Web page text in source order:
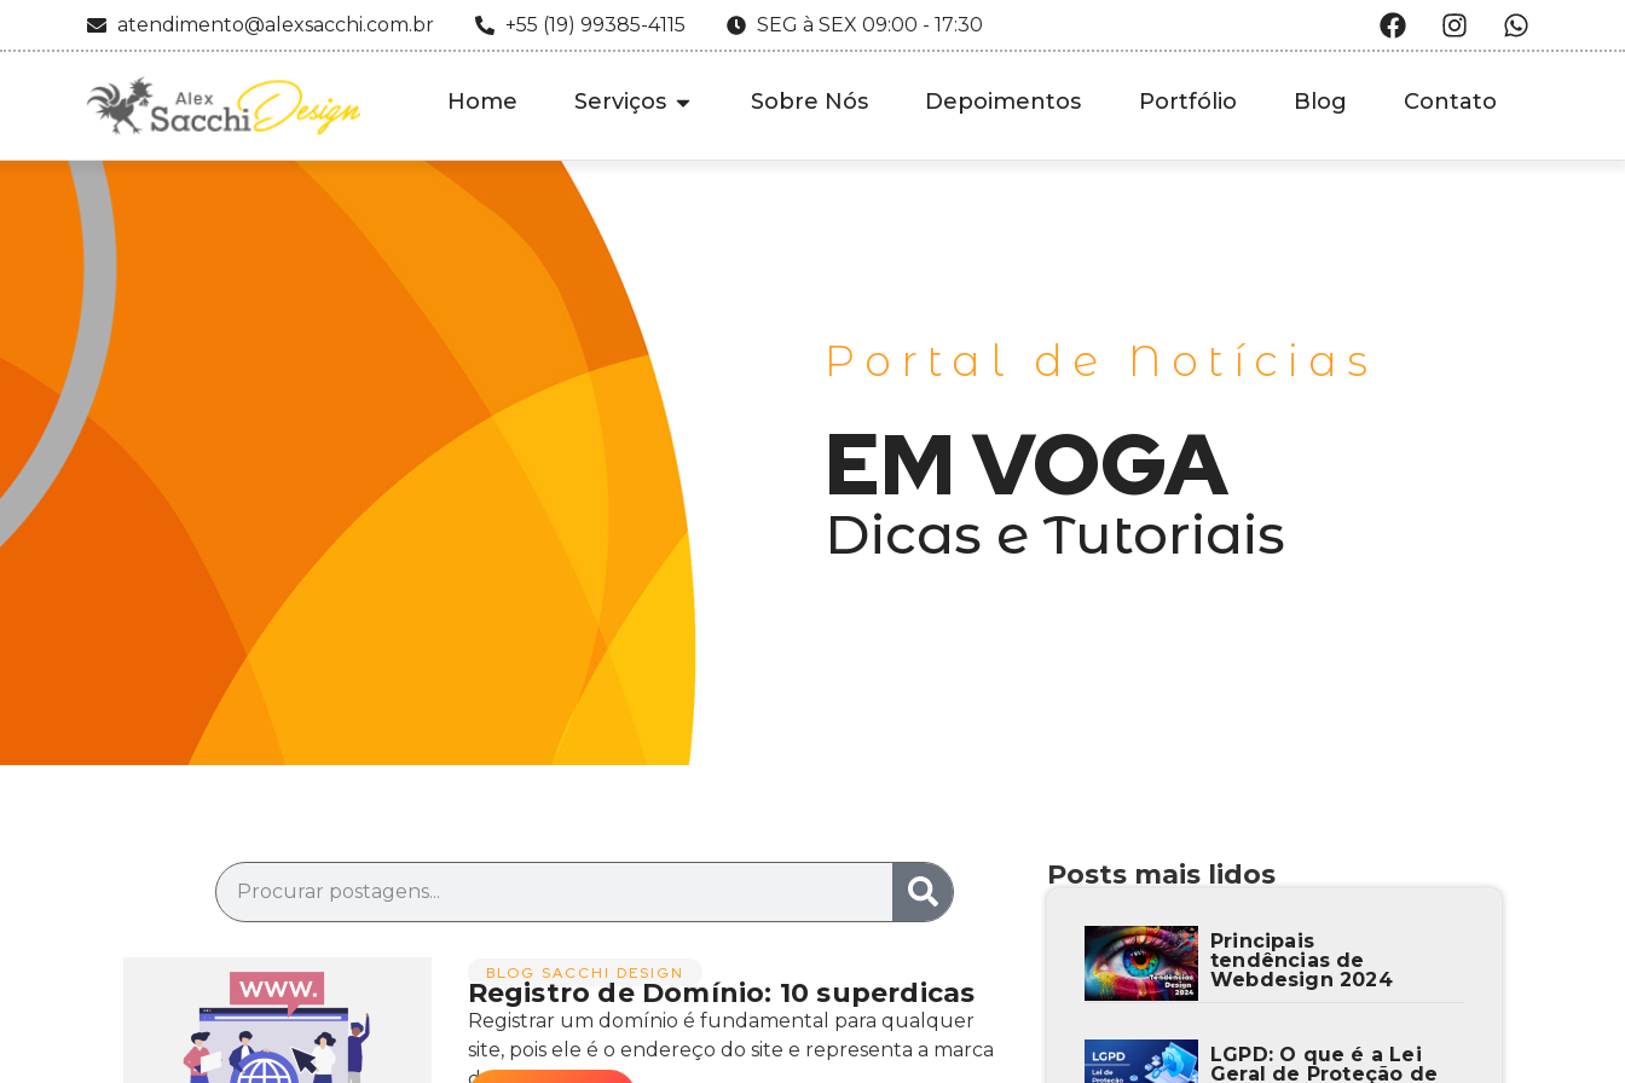
atendimento@alexsacchi.com.br +55 (19) 99385-4115 SEG à SEX 09:00 - 17:30
Home Serviços Sobre Nós Depoimentos Portfólio Blog Contato
Portal de Notícias
EM VOGA
Dicas e Tutoriais
BLOG SACCHI DESIGN
Registro de Domínio: 10 superdicas
Registrar um domínio é fundamental para qualquer
site, pois ele é o endereço do site e representa a marca
Posts mais lidos
Principais
tendências de
Webdesign 2024
LGPD: O que é a Lei
Geral de Proteção de